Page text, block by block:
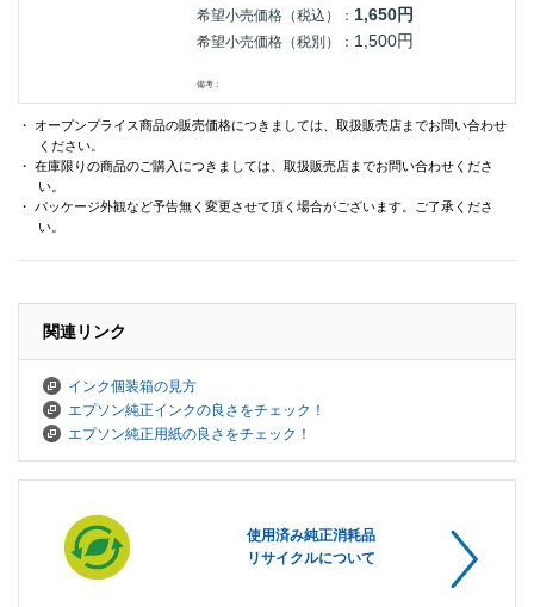
希望小売価格（税込）： 1,650円
希望小売価格（税別）： 1,500円
備考：
・ オープンプライス商品の販売価格につきましては、取扱販売店までお問い合わせ
ください。
・ 在庫限りの商品のご購入につきましては、取扱販売店までお問い合わせくださ
い。
・ パッケージ外観など予告無く変更させて頂く場合がございます。ご了承くださ
い。
関連リンク
インク個装箱の見方
エプソン純正インクの良さをチェック！
エプソン純正用紙の良さをチェック！
使用済み純正消耗品
リサイクルについて